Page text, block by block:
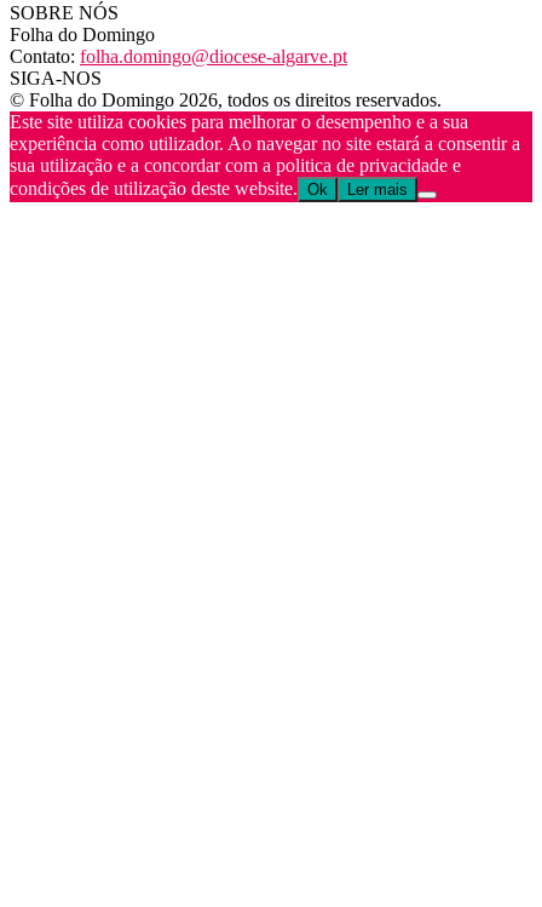
SOBRE NÓS
Folha do Domingo
Contato: folha.domingo@diocese-algarve.pt
SIGA-NOS
© Folha do Domingo 2026, todos os direitos reservados.
Este site utiliza cookies para melhorar o desempenho e a sua
experiência como utilizador. Ao navegar no site estará a consentir a
sua utilização e a concordar com a politica de privacidade e
condições de utilização deste website. Ok Ler mais